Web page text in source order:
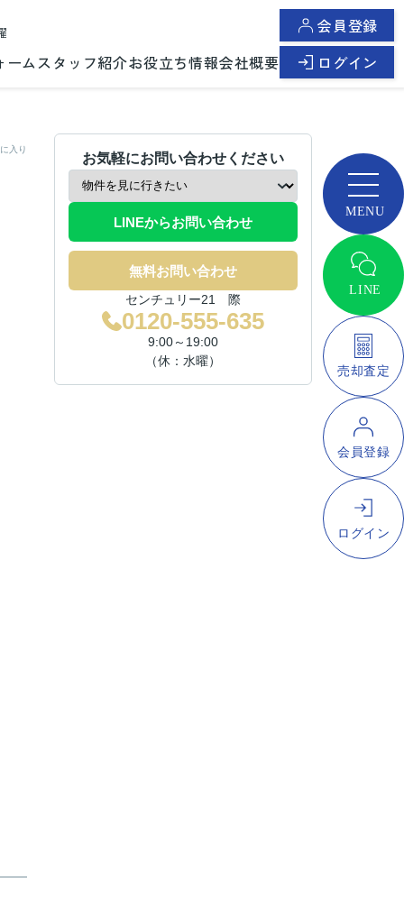
ーム スタッフ紹介お役立ち情報会社概要
会員登録
ログイン
入り
お気軽にお問い合わせください
LINEからお問い合わせ
無料お問い合わせ
センチュリー21 際
0120-555-635
9:00～19:00
（休：水曜）